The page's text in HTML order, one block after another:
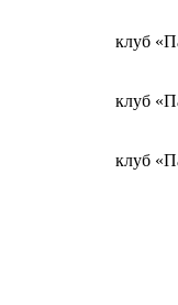
клуб
клуб
клуб